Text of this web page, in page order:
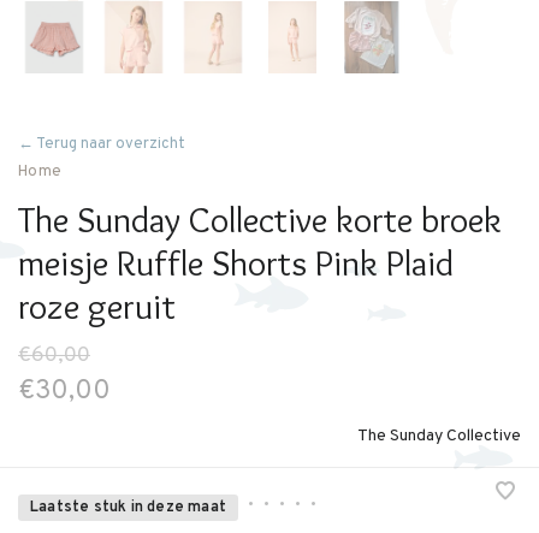
← Terug naar overzicht
Home
The Sunday Collective korte broek
meisje Ruffle Shorts Pink Plaid
roze geruit
€60,00
€30,00
The Sunday Collective
Laatste stuk in deze maat • • • • •